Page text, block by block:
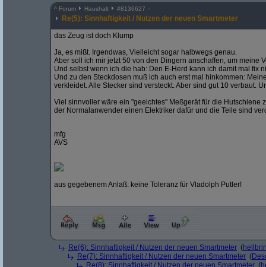
^ Forum Haushalt #8136627
Re(5): Sinnhaftigkeit / Nutzen der neuen Smartmeter
das Zeug ist doch Klump
Ja, es mißt. Irgendwas, Vielleicht sogar halbwegs genau.
Aber soll ich mir jetzt 50 von den Dingern anschaffen, um meine
Und selbst wenn ich die hab: Den E-Herd kann ich damit mal fix
Und zu den Steckdosen muß ich auch erst mal hinkommen:
verkleidet. Alle Stecker sind versteckt. Aber sind gut 10 verbaut.
Viel sinnvoller wäre ein "geeichtes" Meßgerät für die Hutschiene
der Normalanwender einen Elektriker dafür und die Teile sind
mfg
AVS
aus gegebenem Anlaß: keine Toleranz für Vladolph Putler!
Re(6): Sinnhaftigkeit / Nutzen der neuen Smartmeter (
Re(7): Sinnhaftigkeit / Nutzen der neuen Smartmeter (
Re(8): Sinnhaftigkeit / Nutzen der neuen Smartmeter (